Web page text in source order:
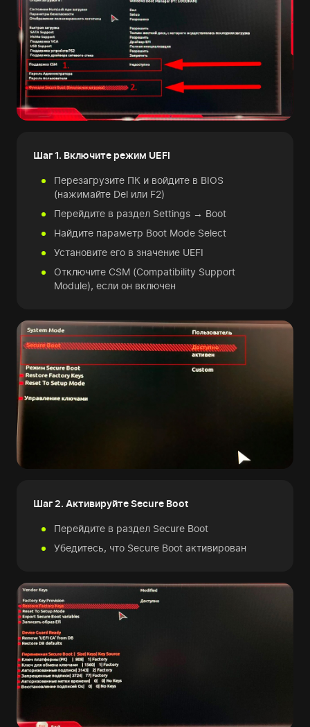
Шаг 1. Включите режим UEFI
Перезагрузите ПК и войдите в BIOS
(нажимайте Del или F2)
Перейдите в раздел Settings → Boot
Найдите параметр Boot Mode Select
Установите его в значение UEFI
Отключите CSM (Compatibility Support
Module), если он включен
Шаг 2. Активируйте Secure Boot
Перейдите в раздел Secure Boot
Убедитесь, что Secure Boot активирован